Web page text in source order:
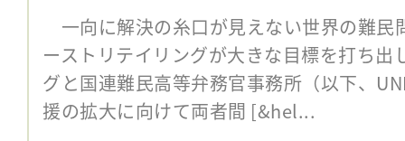
一向に解決の糸口が見えない世界の難民
ーストリテイリングが大きな目標を打ち出
グと国連難民高等弁務官事務所（以下、
援の拡大に向けて両者間 [&hel...